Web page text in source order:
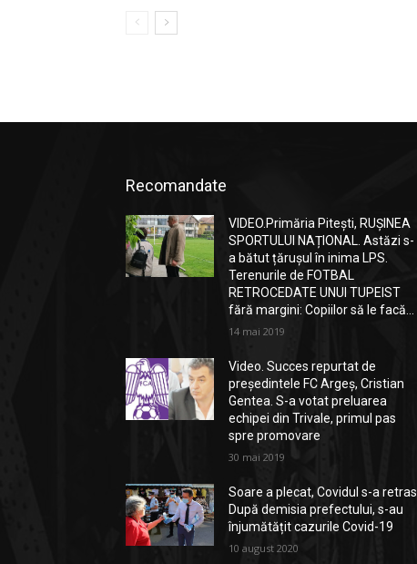
Recomandate
VIDEO.Primăria Pitești, RUȘINEA
SPORTULUI NAȚIONAL. Astăzi s-
a bătut țărușul în inima LPS.
Terenurile de FOTBAL
RETROCEDATE UNUI TUPEIST
fără margini: Copiilor să le facă...
14 mai 2019
Video. Succes repurtat de
președintele FC Argeș, Cristian
Gentea. S-a votat preluarea
echipei din Trivale, primul pas
spre promovare
30 mai 2019
Soare a plecat, Covidul s-a retras.
După demisia prefectului, s-au
înjumătățit cazurile Covid-19
10 august 2020